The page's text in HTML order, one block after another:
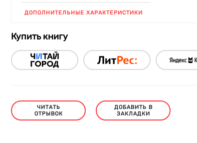
ДОПОЛНИТЕЛЬНЫЕ ХАРАКТЕРИСТИКИ
Купить книгу
ЧИТАТЬ
ОТРЫВОК
ДОБАВИТЬ В
ЗАКЛАДКИ